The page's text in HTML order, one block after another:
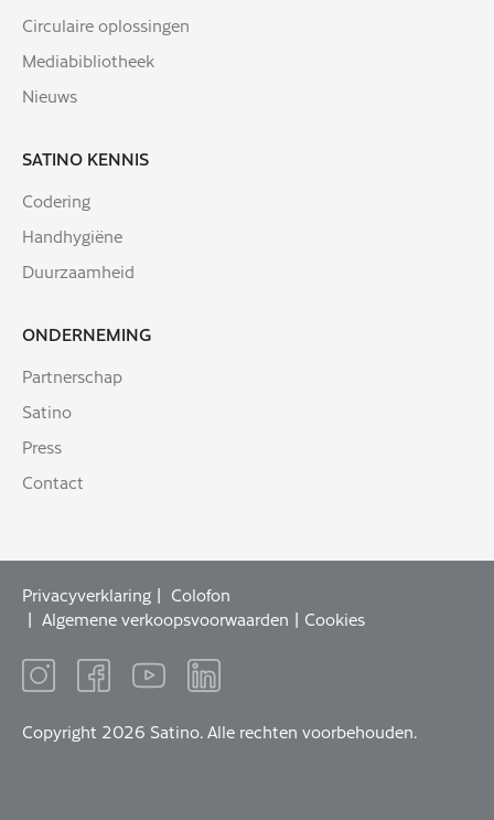
Circulaire oplossingen
Mediabibliotheek
Nieuws
SATINO KENNIS
Codering
Handhygiëne
Duurzaamheid
ONDERNEMING
Partnerschap
Satino
Press
Contact
Privacyverklaring
Colofon
Algemene verkoopsvoorwaarden
Cookies
Copyright 2026 Satino. Alle rechten voorbehouden.